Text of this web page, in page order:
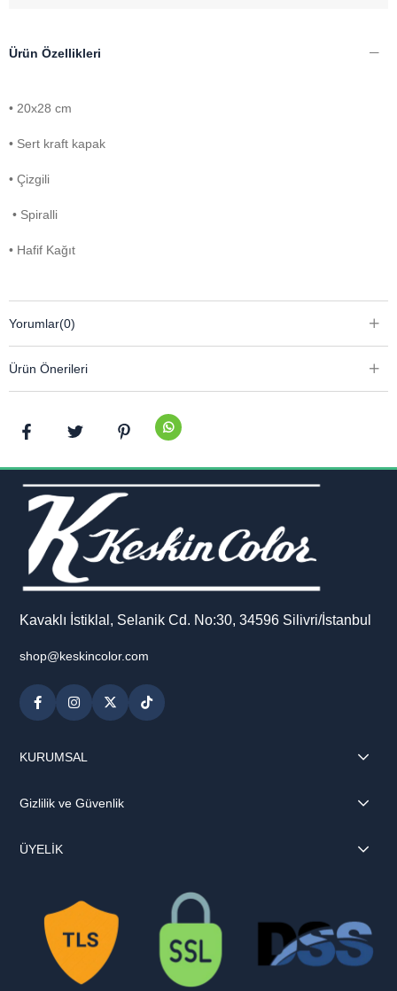
Ürün Özellikleri
• 20x28 cm
• Sert kraft kapak
• Çizgili
• Spiralli
• Hafif Kağıt
Yorumlar(0)
Ürün Önerileri
Kavaklı İstiklal, Selanik Cd. No:30, 34596 Silivri/İstanbul
shop@keskincolor.com
KURUMSAL
Gizlilik ve Güvenlik
ÜYELİK